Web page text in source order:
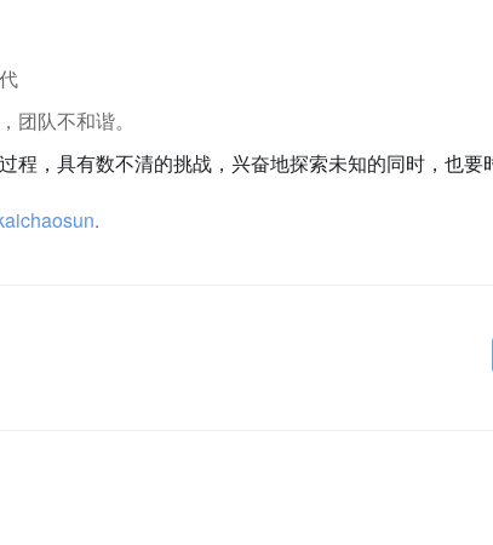
团队不和谐。
程，具有数不清的挑战，兴奋地探索未知的同时，也要
.